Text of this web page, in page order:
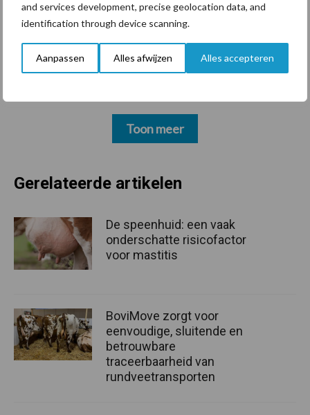
and services development, precise geolocation data, and
identification through device scanning.
Aanpassen Alles afwijzen Alles accepteren
bemesting Diergezondheid
Toon meer
Gerelateerde artikelen
De speenhuid: een vaak
onderschatte risicofactor
voor mastitis
BoviMove zorgt voor
eenvoudige, sluitende en
betrouwbare
traceerbaarheid van
rundveetransporten